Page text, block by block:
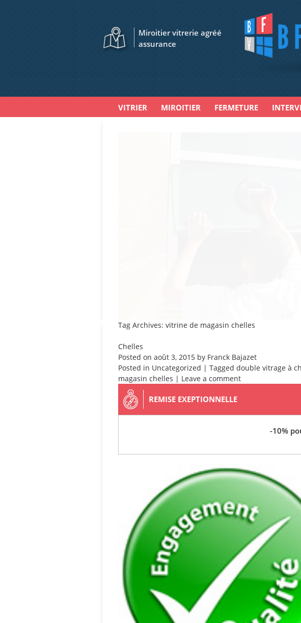
Miroitier vitrerie agréé
assurance
VITRIER MIROITIER FERMETURE
Tag Archives: vitrine de magasin chelles
Chelles
Posted on août 3, 2015 by Franck Bajazet
Posted in Uncategorized | Tagged double vitrage à
magasin chelles | Leave a comment
REMISE EXEPTIONNELLE
-10%